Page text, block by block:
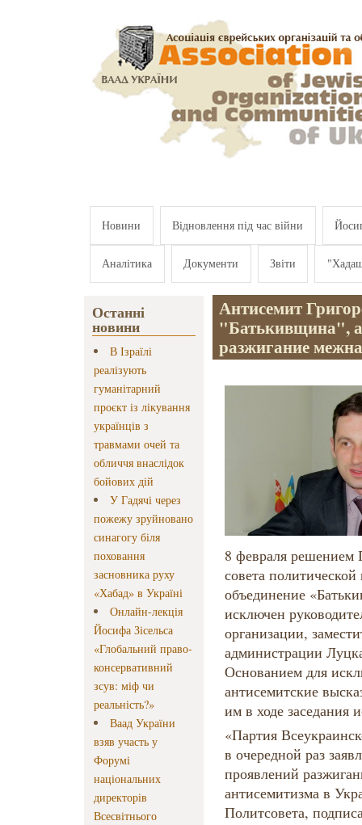
Новини Відновлення під час війни
Аналітика Документи Звіти
Останні
новини
В Ізраїлі
реалізують
гуманітарний
проєкт із лікування
українців з
травмами очей та
обличчя внаслідок
бойових дій
У Гадячі через
пожежу зруйновано
синагогу біля
поховання
засновника руху
«Хабад» в Україні
Онлайн-лекція
Йосифа Зісельса
«Глобальний право-
консервативний
зсув: міф чи
реальність?»
Ваад України
взяв участь у
Форумі
національних
директорів
Всесвітнього
Антисемит
"Батькивщина", а
разжигание
8 февраля решением
совета
объединение
исключен
организации,
администрации
Основанием для
антисемитские
им в ходе заседания
«Партия
в очередной раз
проявлений
антисемитизма в
Политсовета,